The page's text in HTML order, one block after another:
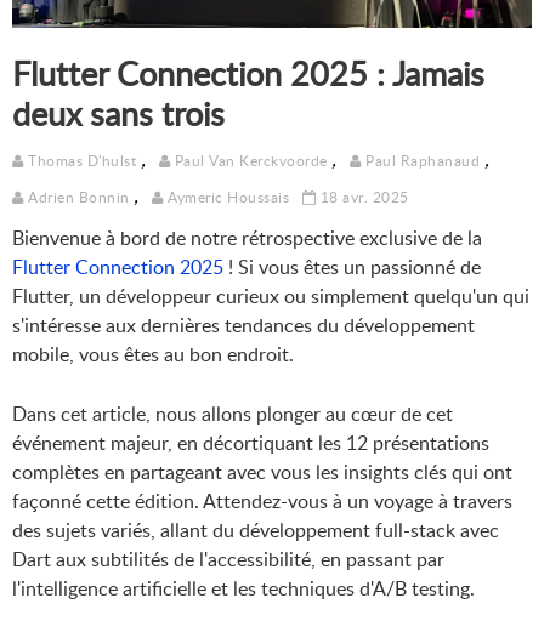
Flutter Connection 2025 : Jamais
deux sans trois
Thomas D'hulst , Paul Van Kerckvoorde , Paul Raphanaud ,
Adrien Bonnin , Aymeric Houssais 18 avr. 2025
Bienvenue à bord de notre rétrospective exclusive de la
Flutter Connection 2025 ! Si vous êtes un passionné de
Flutter, un développeur curieux ou simplement quelqu'un qui
s'intéresse aux dernières tendances du développement
mobile, vous êtes au bon endroit.
Dans cet article, nous allons plonger au cœur de cet
événement majeur, en décortiquant les 12 présentations
complètes en partageant avec vous les insights clés qui ont
façonné cette édition. Attendez-vous à un voyage à travers
des sujets variés, allant du développement full-stack avec
Dart aux subtilités de l'accessibilité, en passant par
l'intelligence artificielle et les techniques d'A/B testing.